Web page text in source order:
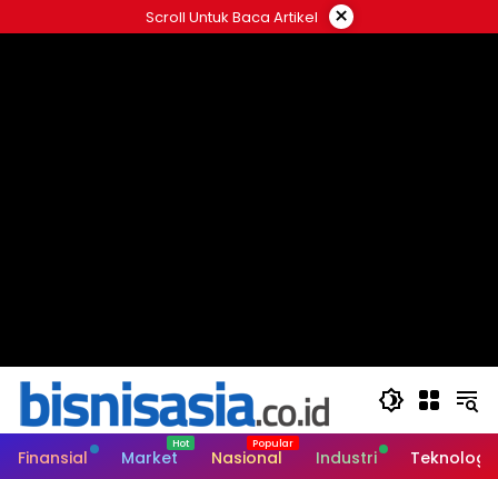
ke
Scroll Untuk Baca Artikel ×
Finansial Market Nasional Industri Teknologi